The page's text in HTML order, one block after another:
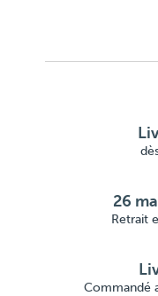
26
Retrait
Commandé